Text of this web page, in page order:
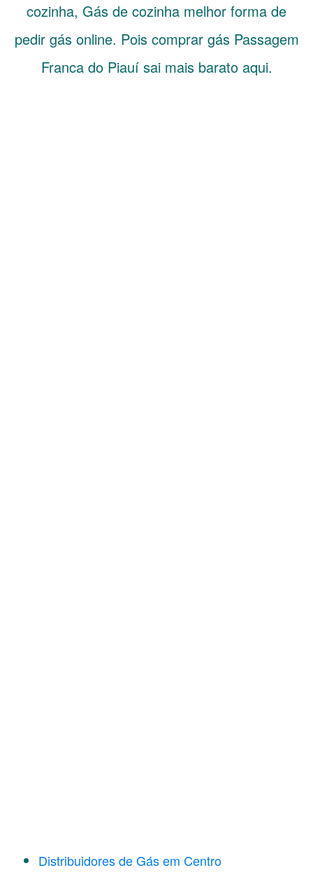
cozinha, Gás de cozinha melhor forma de
pedir gás online. Pois comprar gás Passagem
Franca do Piauí sai mais barato aqui.
Distribuidores de Gás em Centro